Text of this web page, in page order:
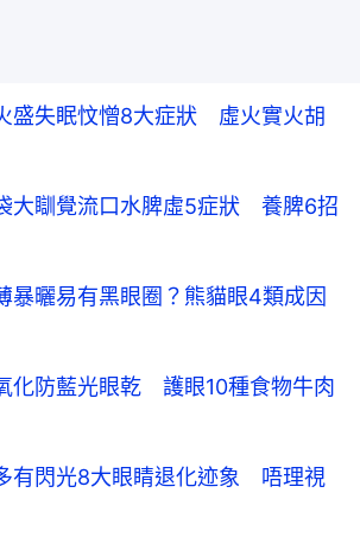
盛失眠忟憎8大症狀 虛火實火胡
大瞓覺流口水脾虛5症狀 養脾6招
暴曬易有黑眼圈？熊貓眼4類成因
化防藍光眼乾 護眼10種食物牛肉
有閃光8大眼睛退化迹象 唔理視